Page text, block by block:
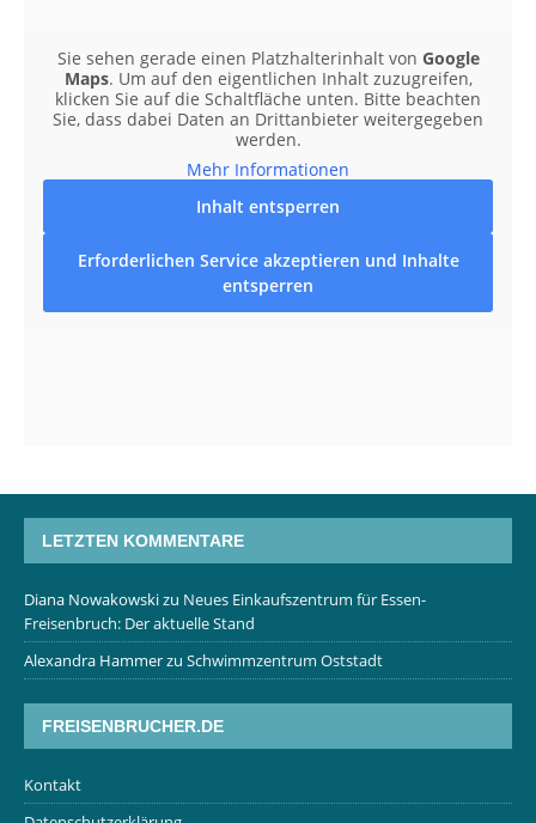
Sie sehen gerade einen Platzhalterinhalt von Google
Maps. Um auf den eigentlichen Inhalt zuzugreifen,
klicken Sie auf die Schaltfläche unten. Bitte beachten
Sie, dass dabei Daten an Drittanbieter weitergegeben
werden.
Mehr Informationen
Inhalt entsperren
Erforderlichen Service akzeptieren und Inhalte
entsperren
LETZTEN KOMMENTARE
Diana Nowakowskizu Neues Einkaufszentrum für Essen-
Freisenbruch: Der aktuelle Stand
Alexandra Hammerzu Schwimmzentrum Oststadt
FREISENBRUCHER.DE
Kontakt